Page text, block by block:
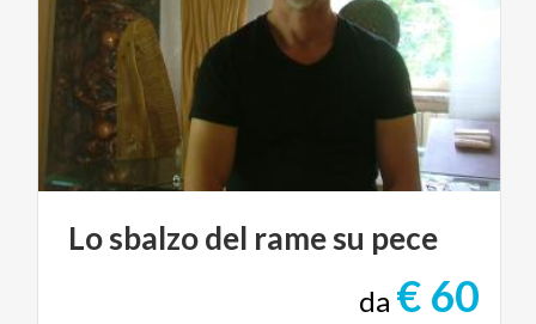
Losbalzodel ramesu pece
da € 60